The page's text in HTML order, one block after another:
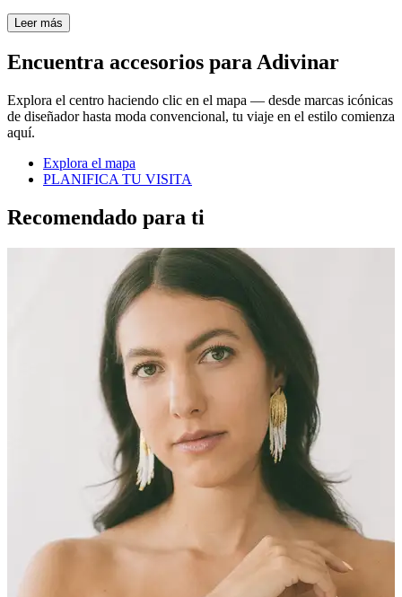
Leer más
Encuentra accesorios para Adivinar
Explora el centro haciendo clic en el mapa — desde marcas icónicas
de diseñador hasta moda convencional, tu viaje en el estilo comienza
aquí.
Explora el mapa
PLANIFICA TU VISITA
Recomendado para ti